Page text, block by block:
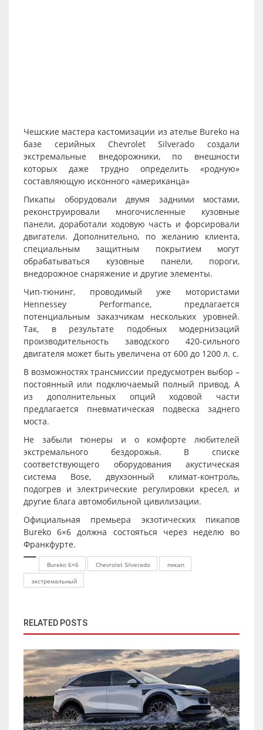
Чешские мастера кастомизации из ателье Bureko на
базе серийных Chevrolet Silverado создали
экстремальные внедорожники, по внешности
которых даже трудно определить «родную»
составляющую исконного «американца»
Пикапы оборудовали двумя задними мостами,
реконструировали многочисленные кузовные
панели, доработали ходовую часть и форсировали
двигатели. Дополнительно, по желанию клиента,
специальным защитным покрытием могут
обрабатываться кузовные панели, пороги,
внедорожное снаряжение и другие элементы.
Чип-тюнинг, проводимый уже мотористами
Hennessey Performance, предлагается
потенциальным заказчикам нескольких уровней.
Так, в результате подобных модернизаций
производительность заводского 420-сильного
двигателя может быть увеличена от 600 до 1200 л. с.
В возможностях трансмиссии предусмотрен выбор –
постоянный или подключаемый полный привод. А
из дополнительных опций ходовой части
предлагается пневматическая подвеска заднего
моста.
Не забыли тюнеры и о комфорте любителей
экстремального бездорожья. В списке
соответствующего оборудования акустическая
система Bose, двухзонный климат-контроль,
подогрев и электрические регулировки кресел, и
другие блага автомобильной цивилизации.
Официальная премьера экзотических пикапов
Bureko 6×6 должна состояться через неделю во
Франкфурте.
Bureko 6×6 Chevrolet Silverado
пикап
экстремальный
RELATED POSTS